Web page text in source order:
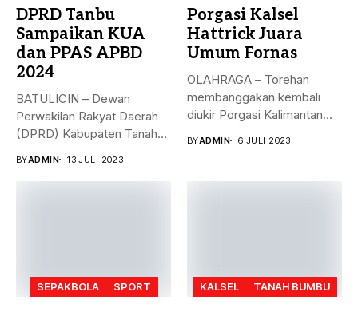
DPRD Tanbu
Sampaikan KUA
dan PPAS APBD
2024
BATULICIN – Dewan
Perwakilan Rakyat Daerah
(DPRD) Kabupaten Tanah
BYADMIN 13 JULI 2023
Porgasi Kalsel
Hattrick Juara
Umum Fornas
OLAHRAGA – Torehan
membanggakan kembali
diukir Porgasi Kalimantan
BYADMIN 6 JULI 2023
SEPAKBOLA SPORT KALSEL TANAH BUMBU